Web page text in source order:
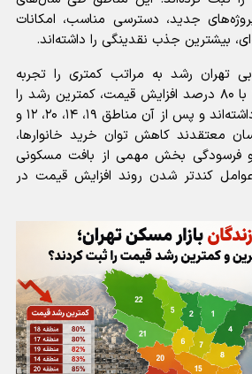
جدید، دسترسی مناسب، امکانات
بیشترین جذب نقدینگی را داشته‌اند.
تهران رشد به مراتب کمتری را تجربه
کرده‌اند. مناطق ۱۷ و ۱۸ با ۸۰ درصد افزایش قیمت، کمترین رشد را
در میان مناطق ۲۲گانه داشته‌اند و پس از آن مناطق ۱۹، ۱۴، ۲۰، ۱۲ و
معتقدند کاهش توان خرید خانوارها،
فرسودگی بخش مهمی از بافت مسکونی
کندتر شدن روند افزایش قیمت در